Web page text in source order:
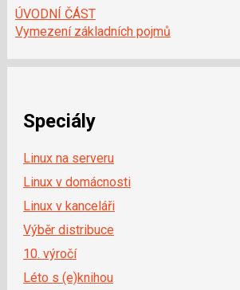
ÚVODNÍ ČÁST
Vymezení základních pojmů
Speciály
Linux na serveru
Linux v domácnosti
Linux v kanceláři
Výběr distribuce
10. výročí
Léto s (e)knihou